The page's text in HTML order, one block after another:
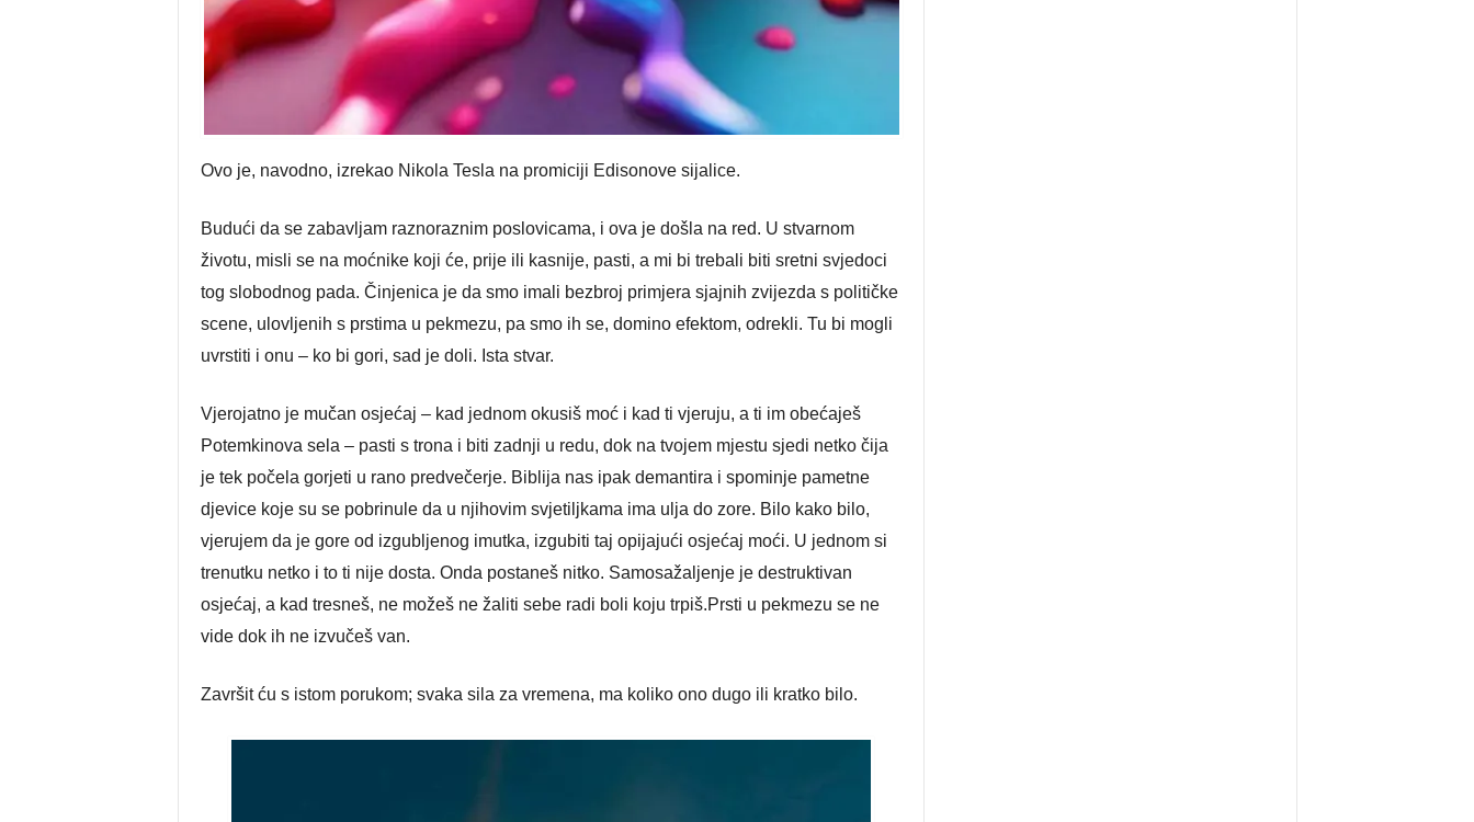
Ovo je, navodno, izrekao Nikola Tesla na promiciji Edisonove sijalice.
Budući da se zabavljam raznoraznim poslovicama, i ova je došla na red. U stvarnom
životu, misli se na moćnike koji će, prije ili kasnije, pasti, a mi bi trebali biti sretni svjedoci
tog slobodnog pada. Činjenica je da smo imali bezbroj primjera sjajnih zvijezda s političke
scene, ulovljenih s prstima u pekmezu, pa smo ih se, domino efektom, odrekli. Tu bi mogli
uvrstiti i onu – ko bi gori, sad je doli. Ista stvar.
Vjerojatno je mučan osjećaj – kad jednom okusiš moć i kad ti vjeruju, a ti im obećaješ
Potemkinova sela – pasti s trona i biti zadnji u redu, dok na tvojem mjestu sjedi netko čija
je tek počela gorjeti u rano predvečerje. Biblija nas ipak demantira i spominje pametne
djevice koje su se pobrinule da u njihovim svjetiljkama ima ulja do zore. Bilo kako bilo,
vjerujem da je gore od izgubljenog imutka, izgubiti taj opijajući osjećaj moći. U jednom si
trenutku netko i to ti nije dosta. Onda postaneš nitko. Samosažaljenje je destruktivan
osjećaj, a kad tresneš, ne možeš ne žaliti sebe radi boli koju trpiš.Prsti u pekmezu se ne
vide dok ih ne izvučeš van.
Završit ću s istom porukom; svaka sila za vremena, ma koliko ono dugo ili kratko bilo.